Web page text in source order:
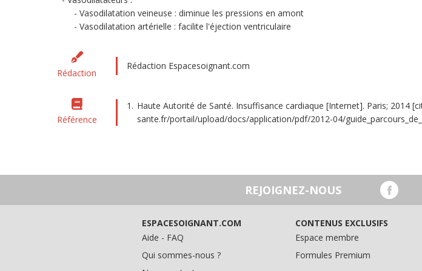
Vasodilatation veineuse : diminue les pressions en amont
Vasodilatation artérielle : facilite l'éjection ventriculaire
Rédaction
Rédaction Espacesoignant.com
Référence
Haute Autorité de Santé. Insuffisance cardiaque [Internet]. Paris; 2014
sante.fr/portail/upload/docs/application/pdf/2012-04/
REJOIGNEZ-NOUS
ESPACESOIGNANT.COM
Aide - FAQ
Qui sommes-nous ?
CONTENUS EXCLUSIFS
Espace membre
Formules Premium